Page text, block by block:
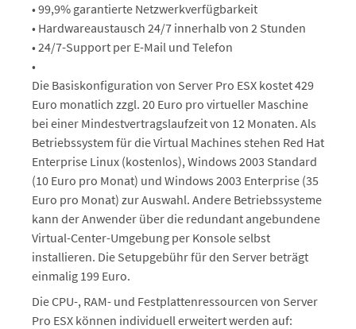
• 99,9% garantierte Netzwerkverfügbarkeit
• Hardwareaustausch 24/7 innerhalb von 2 Stunden
• 24/7-Support per E-Mail und Telefon
•
Die Basiskonfiguration von Server Pro ESX kostet 429
Euro monatlich zzgl. 20 Euro pro virtueller Maschine
bei einer Mindestvertragslaufzeit von 12 Monaten. Als
Betriebssystem für die Virtual Machines stehen Red Hat
Enterprise Linux (kostenlos), Windows 2003 Standard
(10 Euro pro Monat) und Windows 2003 Enterprise (35
Euro pro Monat) zur Auswahl. Andere Betriebssysteme
kann der Anwender über die redundant angebundene
Virtual-Center-Umgebung per Konsole selbst
installieren. Die Setupgebühr für den Server beträgt
einmalig 199 Euro.
Die CPU-, RAM- und Festplattenressourcen von Server
Pro ESX können individuell erweitert werden auf: